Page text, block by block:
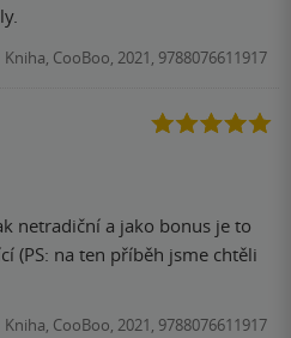
Kniha, CooBoo, 2021, 9788076611917
netradiční a jako bonus je to
(PS: na ten příběh jsme chtěli
Kniha, CooBoo, 2021, 9788076611917